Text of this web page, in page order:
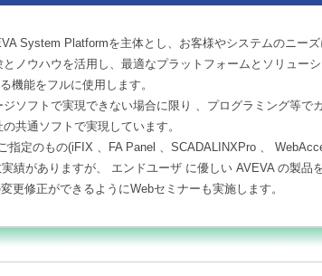
System Platformを主体とし、お客様やシステムのニー
ノウハウを活用し、最適なプラットフォームとソリューシ
機能をフルに使用します。
ソフトで実現できない場合に限り 、プログラミング等で
共通ソフトで実現しています。
指定のもの(iFIX 、FA Panel 、SCADALINXPro 、
績がありますが、 エンドユーザ に優しい AVEVA の製品
更修正ができるようにWebセミナーも実施します。